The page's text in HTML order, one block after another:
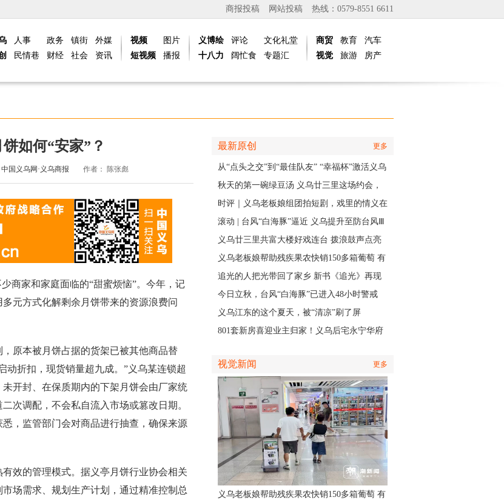
热线：0579-8551 6611
网站投稿
商报投稿
人事
民情巷
政务
财经
镇街
社会
外媒
资讯
视频
短视频
图片
播报
义博绘
十八力
评论
阔忙食
文化礼堂
专题汇
商贸
视觉
教育
旅游
汽车
房产
如何“安家”？
中国义乌网·义乌商报 作者： 陈张彪
家和家庭面临的“甜蜜烦恼”。今年，记
元方式化解剩余月饼带来的资源浪费问
原本被月饼占据的货架已被其他商品替
动折扣，现货销量超九成。”义乌某连锁超
开封、在保质期内的下架月饼会由厂家统
次调配，不会私自流入市场或篡改日期。
，监管部门会对商品进行抽查，确保来源
的管理模式。据义亭月饼行业协会相关
场需求、规划生产计划，通过精准控制总
最新原创 更多
从“点头之交”到“最佳队友” “幸福杯”激活义乌
稠江邻里情
秋天的第一碗绿豆汤 义乌廿三里这场约会，
主角是快递小哥
时评｜义乌老板娘组团拍短剧，戏里的情义在
现实中有了回响
滚动 | 台风“白海豚”逼近 义乌提升至防台风Ⅲ
级应急响应
义乌廿三里共富大楼好戏连台 拨浪鼓声点亮
乡村之夜
义乌老板娘帮助残疾果农快销150多箱葡萄 有
人认出她还主演了部短剧
追光的人把光带回了家乡 新书《追光》再现
义商与一座城的双向奔赴
今日立秋，台风“白海豚”已进入48小时警戒
线，义乌风雨时间、雨量公布
义乌江东的这个夏天，被“清凉”刷了屏
801套新房喜迎业主归家！义乌后宅永宁华府
视觉新闻 更多
义乌老板娘帮助残疾果农快销150多箱葡萄 有